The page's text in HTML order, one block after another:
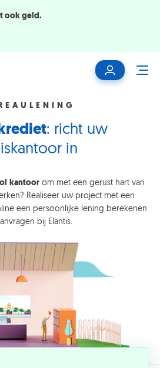
ook geld.
Mijn
klantenzone
: richt uw
in
kantoor om met een gerust hart van
Realiseer uw project met een
een persoonlijke lening berekenen
bij Elantis.